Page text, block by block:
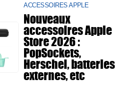
ACCESSOIRES APPLE
Nouveaux
accessoires Apple
Store 2026 :
PopSockets,
Herschel, batteries
externes, etc